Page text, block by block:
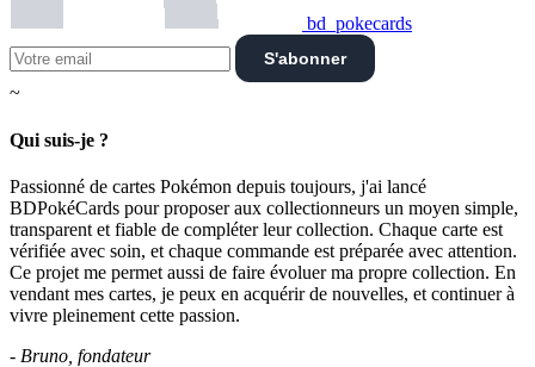
bd_pokecards
S'abonner
~
Qui suis-je ?
Passionné de cartes Pokémon depuis toujours, j'ai lancé
BDPokéCards pour proposer aux collectionneurs un moyen simple,
transparent et fiable de compléter leur collection. Chaque carte est
vérifiée avec soin, et chaque commande est préparée avec attention.
Ce projet me permet aussi de faire évoluer ma propre collection. En
vendant mes cartes, je peux en acquérir de nouvelles, et continuer à
vivre pleinement cette passion.
- Bruno, fondateur